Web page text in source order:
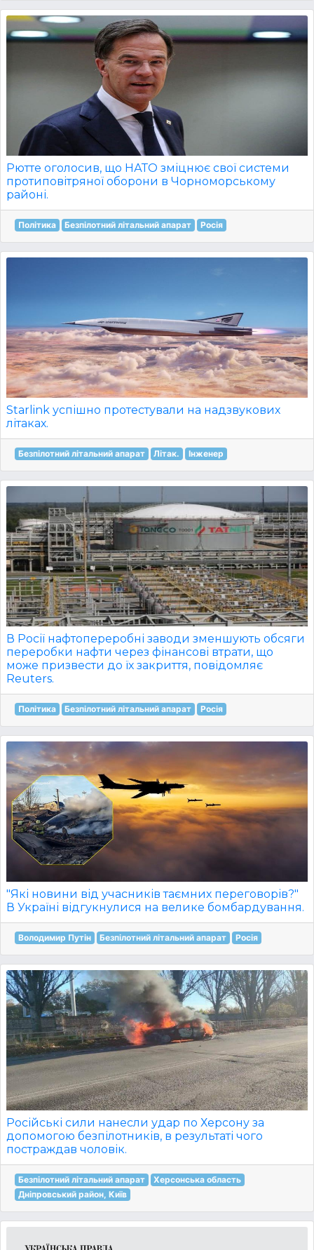
Рютте оголосив, що НАТО зміцнює свої системи
протиповітряної оборони в Чорноморському
районі.
Політика Безпілотний літальний апарат Росія
Starlink успішно протестували на надзвукових
літаках.
Безпілотний літальний апарат Літак. Інженер
В Росії нафтопереробні заводи зменшують обсяги
переробки нафти через фінансові втрати, що
може призвести до їх закриття, повідомляє
Reuters.
Політика Безпілотний літальний апарат Росія
"Які новини від учасників таємних переговорів?"
В Україні відгукнулися на велике бомбардування.
Володимир Путін Безпілотний літальний апарат Росія
Російські сили нанесли удар по Херсону за
допомогою безпілотників, в результаті чого
постраждав чоловік.
Безпілотний літальний апарат
Херсонська область
Дніпровський район, Київ